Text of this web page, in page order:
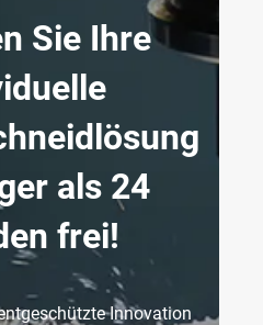
Sie Ihre
als 24
frei!
Innovation